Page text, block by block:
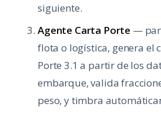
siguiente.
Agente Carta Porte —
flota o logística, genera el
Porte 3.1 a partir de los
embarque, valida
peso, y timbra